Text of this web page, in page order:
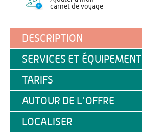
carnet de voyage
DESCRIPTION
SERVICES ET ÉQUIPEMENT
TARIFS
AUTOUR DE L'OFFRE
LOCALISER